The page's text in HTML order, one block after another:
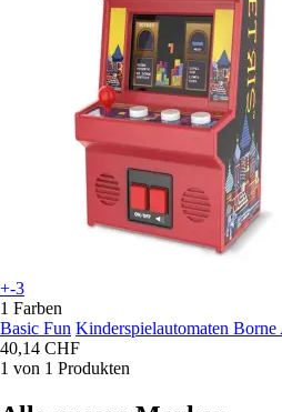
+-3
1 Farben
Basic Fun Kinderspielautomaten Borne
40,14 CHF
1 von 1 Produkten